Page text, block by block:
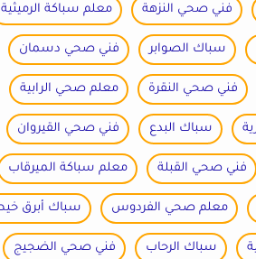
فني صحي النزهة معلم سباكة الرميثية
سباك الصوابر فني صحي دسمان
فني صحي النقرة معلم صحي الرابية
سباك البدع فني صحي القيروان
فني صحي القبلة معلم سباكة الميرقاب
معلم صحي الفردوس سباك أبرق
سباك الرحاب فني صحي الضجيج